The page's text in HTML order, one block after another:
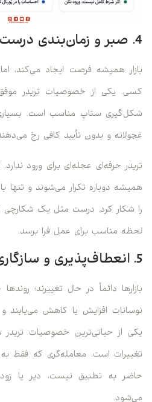
4. صبر و زمان‌بندی درست در معاملات
بازار همیشه فرصت ایجاد می‌کند،
کسی. یکی از خصوصیات تریدر
شکل‌گیری ستاپ مناسب است. بسیاری
عجولانه و بدون تأیید کافی رخ
تریدر حرفه‌ای عجله‌ای برای ورود
همیشه دوباره تکرار می‌شوند و تنها
را شکار کرد. درست مثل یک شکارچی
لحظه مناسب برای عمل فرا برسد.
5. انعطاف‌پذیری و سازگاری با شرایط بازار
بازارها دائماً در حال تغییرند؛
نوسانات افزایش یا کاهش می‌یابند
یکی از حیاتی‌ترین خصوصیات تریدر
تغییرات است. معامله‌گری که فقط
حاضر به تطبیق نیست، دیر یا
می‌شود.